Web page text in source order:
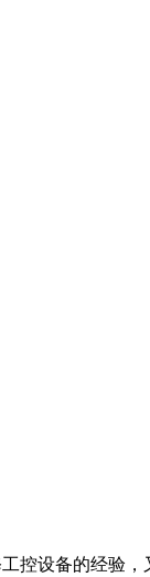
控设备的经验